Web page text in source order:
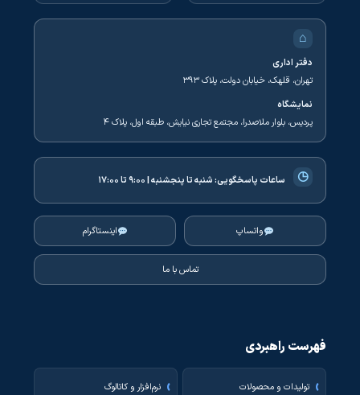
⌂
دفتر اداری
تهران، قلهک، خیابان دولت، پلاک ۳۹۳
نمایشگاه
پردیس، بلوار ملاصدرا، مجتمع تجاری نیایش، طبقه اول، پلاک ۴
◷ ساعات پاسخگویی:شنبه تا پنجشنبه | ۹:۰۰ تا ۱۷:۰۰
واتساپ اینستاگرام
تماس با ما
فهرست راهبردی
تولیدات و محصولات نرم‌افزار و کاتالوگ